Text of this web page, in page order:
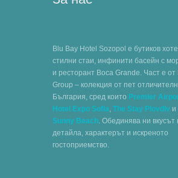
Blu Bay Hotel Sozopol е бутиков
стилни стаи, инфинити басейн с
и ресторант Boca Grande. Част е от
Group – колекция от пет
България, сред които Premier
Hotel Expo Sofia, The Stay Plovdiv и
Sunny Beach. Обединява ни вкусът
детайла, характерът и искреното
гостоприемство.